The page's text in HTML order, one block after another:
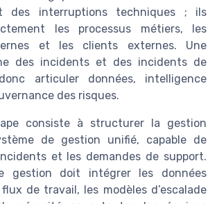
des interruptions techniques ; ils
les processus métiers, les
et les clients externes. Une
des incidents et des incidents de
articuler données, intelligence
des risques.
consiste à structurer la gestion
de gestion unifié, capable de
et les demandes de support.
gestion doit intégrer les données
de travail, les modèles d’escalade